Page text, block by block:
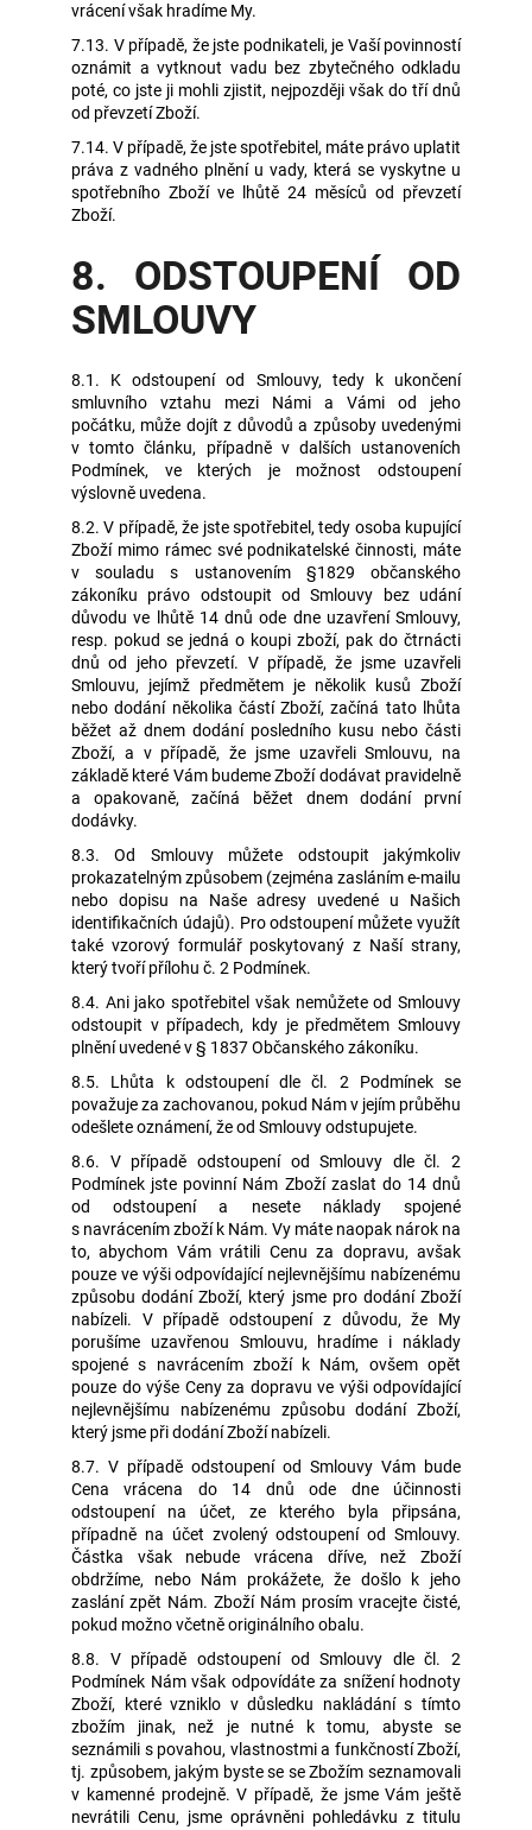
vrácení však hradíme My.
7.13. V případě, že jste podnikateli, je Vaší povinností
oznámit a vytknout vadu bez zbytečného odkladu
poté, co jste ji mohli zjistit, nejpozději však do tří dnů
od převzetí Zboží.
7.14. V případě, že jste spotřebitel, máte právo uplatit
práva z vadného plnění u vady, která se vyskytne u
spotřebního Zboží ve lhůtě 24 měsíců od převzetí
Zboží.
8. ODSTOUPENÍ OD
SMLOUVY
8.1. K odstoupení od Smlouvy, tedy k ukončení
smluvního vztahu mezi Námi a Vámi od jeho
počátku, může dojít z důvodů a způsoby uvedenými
v tomto článku, případně v dalších ustanoveních
Podmínek, ve kterých je možnost odstoupení
výslovně uvedena.
8.2. V případě, že jste spotřebitel, tedy osoba kupující
Zboží mimo rámec své podnikatelské činnosti, máte
v souladu s ustanovením §1829 občanského
zákoníku právo odstoupit od Smlouvy bez udání
důvodu ve lhůtě 14 dnů ode dne uzavření Smlouvy,
resp. pokud se jedná o koupi zboží, pak do čtrnácti
dnů od jeho převzetí. V případě, že jsme uzavřeli
Smlouvu, jejímž předmětem je několik kusů Zboží
nebo dodání několika částí Zboží, začíná tato lhůta
běžet až dnem dodání posledního kusu nebo části
Zboží, a v případě, že jsme uzavřeli Smlouvu, na
základě které Vám budeme Zboží dodávat pravidelně
a opakovaně, začíná běžet dnem dodání první
dodávky.
8.3. Od Smlouvy můžete odstoupit jakýmkoliv
prokazatelným způsobem (zejména zasláním e-mailu
nebo dopisu na Naše adresy uvedené u Našich
identifikačních údajů). Pro odstoupení můžete využít
také vzorový formulář poskytovaný z Naší strany,
který tvoří přílohu č. 2 Podmínek.
8.4. Ani jako spotřebitel však nemůžete od Smlouvy
odstoupit v případech, kdy je předmětem Smlouvy
plnění uvedené v § 1837 Občanského zákoníku.
8.5. Lhůta k odstoupení dle čl. 2 Podmínek se
považuje za zachovanou, pokud Nám v jejím průběhu
odešlete oznámení, že od Smlouvy odstupujete.
8.6. V případě odstoupení od Smlouvy dle čl. 2
Podmínek jste povinní Nám Zboží zaslat do 14 dnů
od odstoupení a nesete náklady spojené
s navrácením zboží k Nám. Vy máte naopak nárok na
to, abychom Vám vrátili Cenu za dopravu, avšak
pouze ve výši odpovídající nejlevnějšímu nabízenému
způsobu dodání Zboží, který jsme pro dodání Zboží
nabízeli. V případě odstoupení z důvodu, že My
porušíme uzavřenou Smlouvu, hradíme i náklady
spojené s navrácením zboží k Nám, ovšem opět
pouze do výše Ceny za dopravu ve výši odpovídající
nejlevnějšímu nabízenému způsobu dodání Zboží,
který jsme při dodání Zboží nabízeli.
8.7. V případě odstoupení od Smlouvy Vám bude
Cena vrácena do 14 dnů ode dne účinnosti
odstoupení na účet, ze kterého byla připsána,
případně na účet zvolený odstoupení od Smlouvy.
Částka však nebude vrácena dříve, než Zboží
obdržíme, nebo Nám prokážete, že došlo k jeho
zaslání zpět Nám. Zboží Nám prosím vracejte čisté,
pokud možno včetně originálního obalu.
8.8. V případě odstoupení od Smlouvy dle čl. 2
Podmínek Nám však odpovídáte za snížení hodnoty
Zboží, které vzniklo v důsledku nakládání s tímto
zbožím jinak, než je nutné k tomu, abyste se
seznámili s povahou, vlastnostmi a funkčností Zboží,
tj. způsobem, jakým byste se se Zbožím seznamovali
v kamenné prodejně. V případě, že jsme Vám ještě
nevrátili Cenu, jsme oprávněni pohledávku z titulu